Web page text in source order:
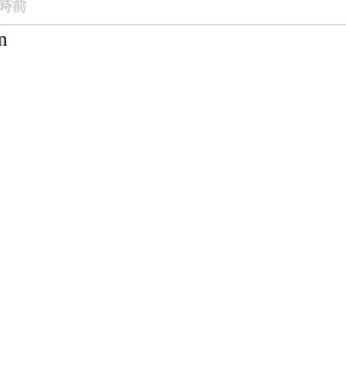
公視和Taiwan plus預算，在110年
前